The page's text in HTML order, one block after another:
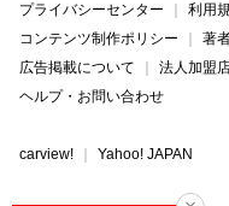
プライバシーセンター
利用
コンテンツ制作ポリシー
著
広告掲載について
法人加盟
ヘルプ・お問い合わせ
carview! Yahoo! JAPAN